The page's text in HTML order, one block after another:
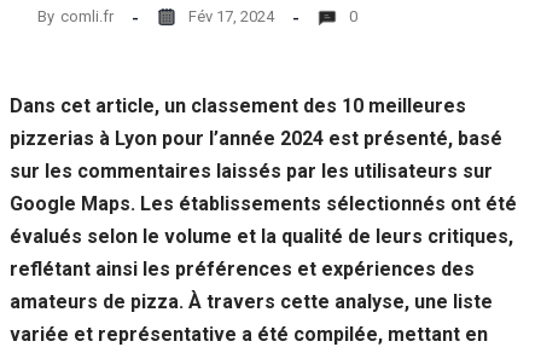
By comli.fr Fév 17, 2024 0
Dans cet article, un classement des 10 meilleures
pizzerias à Lyon pour l’année 2024 est présenté, basé
sur les commentaires laissés par les utilisateurs sur
Google Maps. Les établissements sélectionnés ont été
évalués selon le volume et la qualité de leurs critiques,
reflétant ainsi les préférences et expériences des
amateurs de pizza. À travers cette analyse, une liste
variée et représentative a été compilée, mettant en
Experience
aussi bien que
possible lors
de votre visite.
Si vous
refusez ces
cookies,
fonctionnalités
disparaîtront
du site Web.